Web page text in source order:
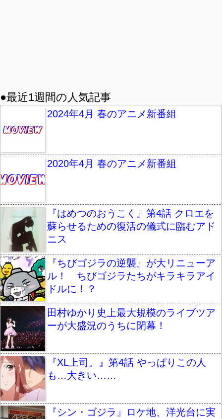
●最近1週間の人気記事
2024年4月 春のアニメ新番組
2020年4月 春のアニメ新番組
『はめつのおうこく』第4話 クロエを
蘇らせるための復活の儀式に臨むアド
ニス
『ちびゴジラの逆襲』が大リニューア
ル！ ちびゴジラたちがキラキラアイ
ドルに！？
田村ゆかり史上最大規模のライブツア
ーが大盛況のうちに閉幕！
『XL上司。』第4話 やっぱりこの人
も…大きい……
『シン・ゴジラ』ロケ地、洋光台に実